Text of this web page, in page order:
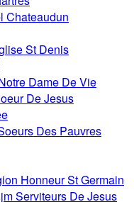
Chateaudun
St Denis
Dame De Vie
De Jesus
Des Pauvres
Honneur St Germain
Serviteurs De Jesus